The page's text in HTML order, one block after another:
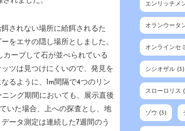
されない場所に給餌されるた
をエサの隠し場所としました。
カーブして石が並べられている
ツは見つけにくいので、発見を
るように、1m間隔で4つのリン
ング期間においても、展示直後
いた場合、上への探査とし、地
ータ測定は連続した7週間のう
エンリッチメ
オランウータ
オンラインセ
シシオザル (3)
スローロリス
ゾウ (3)